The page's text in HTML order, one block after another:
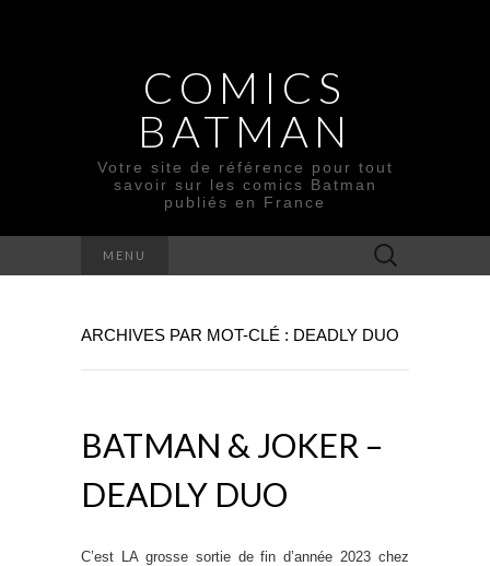
COMICS
BATMAN
Votre site de référence pour tout
savoir sur les comics Batman
publiés en France
MENU Rechercher :
ARCHIVES PAR MOT-CLÉ : DEADLY DUO
BATMAN & JOKER –
DEADLY DUO
C’est LA grosse sortie de fin d’année 2023 chez